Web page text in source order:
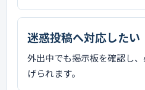
迷惑投稿へ対応したい
外出中でも掲示板を確認し
げられます。